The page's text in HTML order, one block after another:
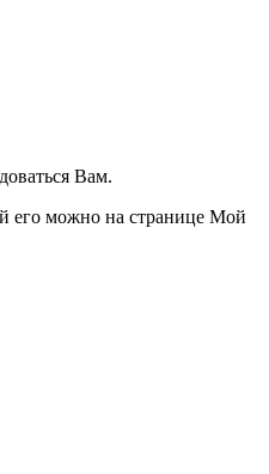
Вам.
его можно на странице Мой